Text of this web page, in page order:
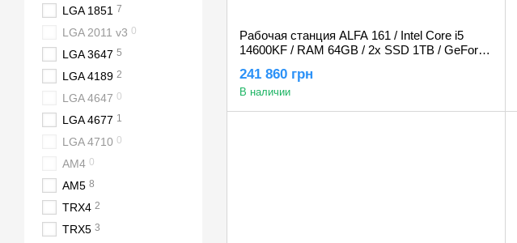
Рабочая станция ALFA 161 / Intel Core i5
14600KF / RAM 64GB / 2x SSD 1TB / GeForce
241 860 грн
В наличии
LGA 1851 7
LGA 2011 v3 0
LGA 3647 5
LGA 4189 2
LGA 4647 0
LGA 4677 1
LGA 4710 0
AM4 0
AM5 8
TRX4 2
TRX5 3